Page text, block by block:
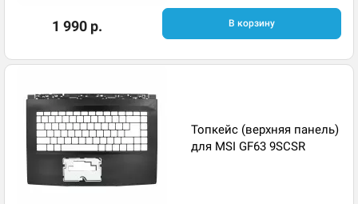
1 990 р. В корзину
Топкейс (верхняя панель)
для MSI GF63 9SCSR